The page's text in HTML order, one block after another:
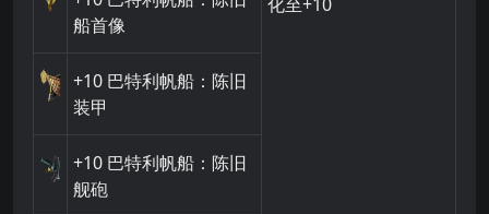
船首像
+10 巴特利帆船：陈旧
装甲
+10 巴特利帆船：陈旧
舰砲